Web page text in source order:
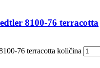
8100-76 terracotta
76 terracotta količina